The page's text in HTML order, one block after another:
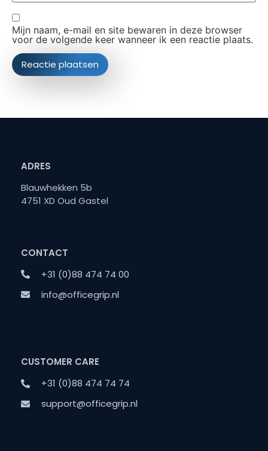
Mijn naam, e-mail en site bewaren in deze browser
voor de volgende keer wanneer ik een reactie plaats.
ADRES
Blauwhekken 5b
4751 XD Oud Gastel
CONTACT
+31 (0)88 474 74 00
info@officegrip.nl
CUSTOMER CARE
+31 (0)88 474 74 74
support@officegrip.nl